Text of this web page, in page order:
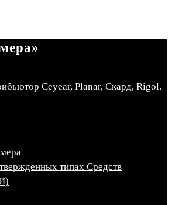
Ceyear, Planar, Скард, Rigol.
типах Средств